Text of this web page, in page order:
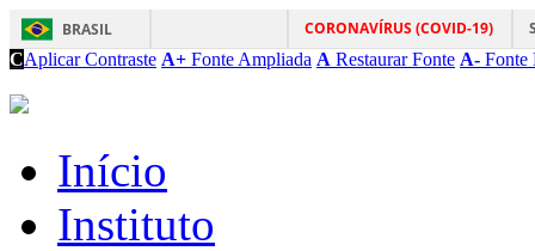
BRASIL CORONAVÍRUS (COVID-19)
CAplicar Contraste A+ Fonte Ampliada A Restaurar Fonte A- Fonte
Início
Instituto